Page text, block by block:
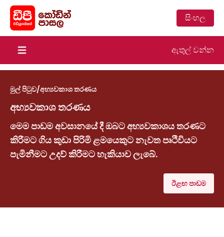
සිංහල
Open main menu ඇතුල් වන්න
මුල් පිටුව/අභ්‍යවකාශ තරණය
අභ්‍යවකාශ තරණය
මෙම පාඩම අවසානයේ දී ඔබට අභ්‍යවකාශය තරණට
කිරීමට ගිය කුඩා පිරිමි ළමයෙකුට නැවත පෘථිවියට
පැමිනීමට උදව් කිරීමට හැකියාව ලැබේ.
ඊළඟ පාඩම